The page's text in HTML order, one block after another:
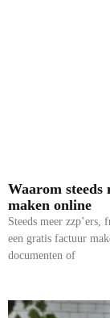
Waarom
maken online
Steeds meer zzp’ers,
een gratis factuur
documenten of